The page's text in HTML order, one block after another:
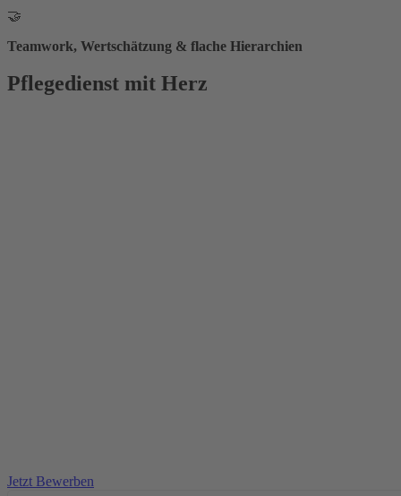
🤝
Teamwork, Wertschätzung & flache Hierarchien
Pflegedienst mit Herz
Jetzt Bewerben